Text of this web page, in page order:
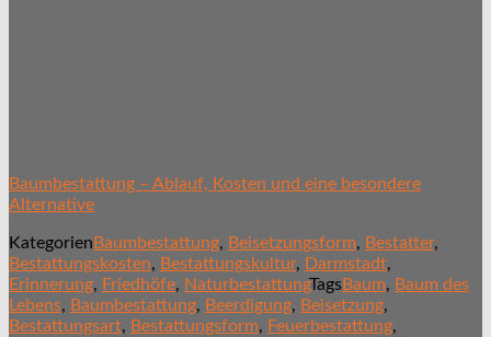
Baumbestattung – Ablauf, Kosten und eine besondere
Alternative
Kategorien Baumbestattung, Beisetzungsform, Bestatter,
Bestattungskosten, Bestattungskultur, Darmstadt,
Erinnerung, Friedhöfe, NaturbestattungTagsBaum, Baum des
Lebens, Baumbestattung, Beerdigung, Beisetzung,
Bestattungsart, Bestattungsform, Feuerbestattung,